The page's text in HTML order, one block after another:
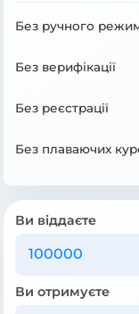
Без ручного
Без верифікації
Без реєстрації
Без плаваючих
Ви віддаєте
Ви отримуєте